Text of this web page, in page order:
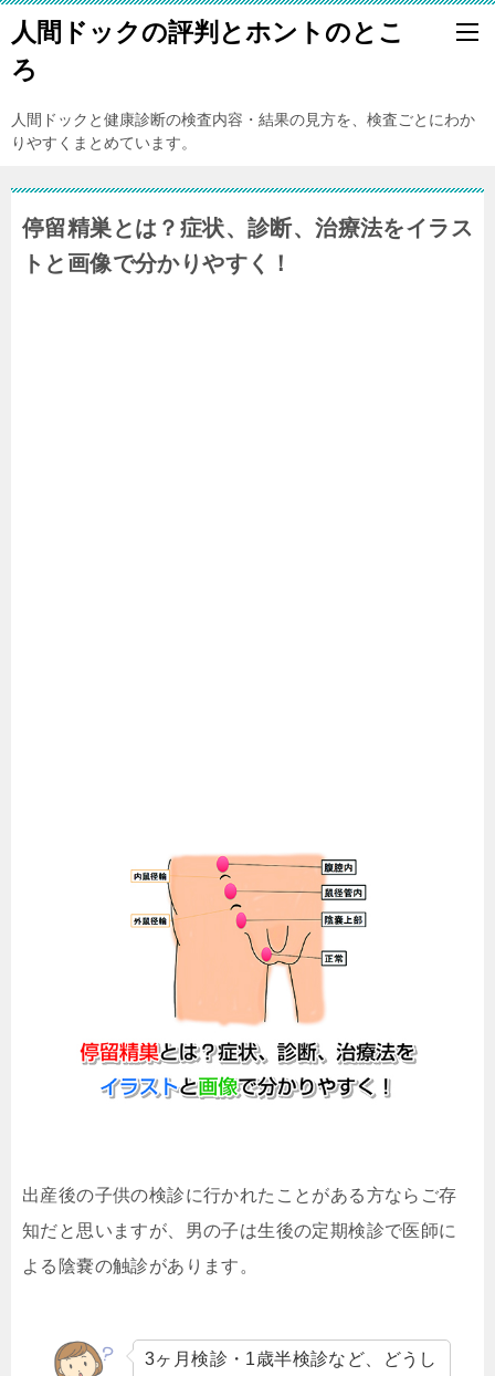
人間ドックの評判とホントのとこ
ろ
人間ドックと健康診断の検査内容・結果の見方を、検査ごとにわか
りやすくまとめています。
停留精巣とは？症状、診断、治療法をイラス
トと画像で分かりやすく！
出産後の子供の検診に行かれたことがある方ならご存
知だと思いますが、男の子は生後の定期検診で医師に
よる陰嚢の触診があります。
3ヶ月検診・1歳半検診など、どうし